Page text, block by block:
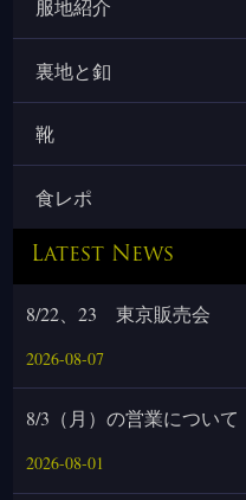
服地紹介
裏地と釦
靴
食レポ
Latest News
8/22、23 東京販売会
2026-08-07
8/3（月）の営業について
2026-08-01